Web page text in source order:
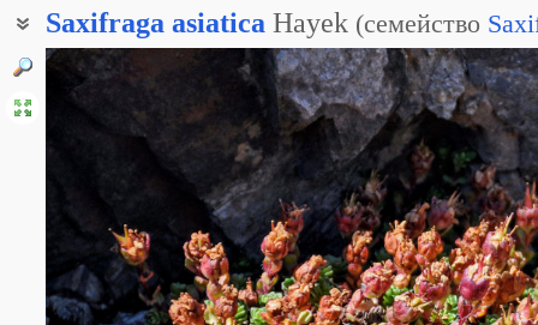
Saxifraga asiatica Hayek (семейство
Камнеломка супротивнолистная азиатская